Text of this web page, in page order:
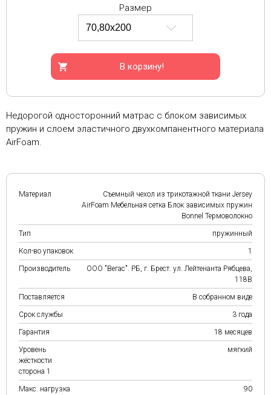
Размер
В корзину!
Недорогой односторонний матрас с блоком зависимых
пружин и слоем эластичного двухкомпанентного материала
AirFoam.
Материал
Съемный чехол из трикотажной ткани Jersey
AirFoam Мебельная сетка Блок зависимых пружин
Bonnel Термоволокно
Тип пружинный
Кол-во упаковок 1
Производитель
ООО "Вегас". РБ, г. Брест. ул. Лейтенанта Рябцева,
118В
Поставляется В собранном виде
Срок службы 3 года
Гарантия 18 месяцев
Уровень
жёсткости
сторона 1
мягкий
Макс. нагрузка
90